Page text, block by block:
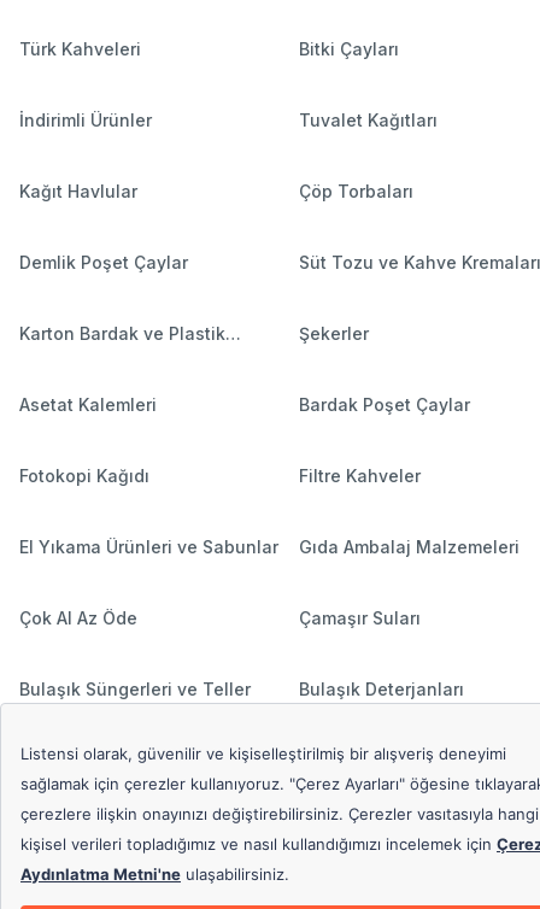
Türk Kahveleri Bitki Çayları
İndirimli Ürünler Tuvalet Kağıtları
Kağıt Havlular Çöp Torbaları
Demlik Poşet Çaylar Süt Tozu ve Kahve Kremaları
Karton Bardak ve Plastik
Şekerler
Asetat Kalemleri Bardak Poşet Çaylar
Fotokopi Kağıdı Filtre Kahveler
El Yıkama Ürünleri ve Sabunlar Gıda Ambalaj Malzemeleri
Çok Al Az Öde Çamaşır Suları
Bulaşık Süngerleri ve Teller Bulaşık Deterjanları
Hediyeli Ürünler Çamaşır Deterjanları
Popüler Aramalar